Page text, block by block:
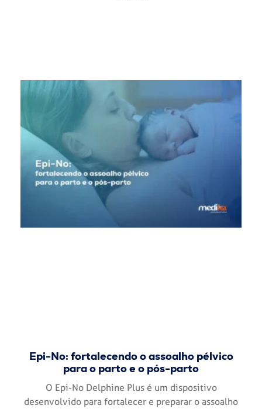
Epi-No: fortalecendo o assoalho pélvico
para o parto e o pós-parto
O Epi-No Delphine Plus é um dispositivo
desenvolvido para fortalecer e preparar o assoalho